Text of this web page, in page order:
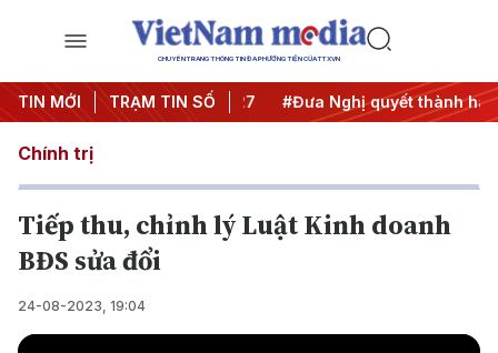
CHUYÊN TRANG THÔNG TIN ĐA PHƯƠNG TIỆN CỦA TTXVN
TIN MỚI TRẠM TIN SỐ
Trung ương 3 #APEC 2027 #Đưa Nghị quyết thành hành
Chính trị
Tiếp thu, chỉnh lý Luật Kinh doanh
BĐS sửa đổi
24-08-2023, 19:04
This